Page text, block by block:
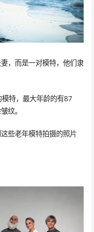
，而是一对模特，他们隶
特，最大年龄的有87
纹。
些老年模特拍摄的照片